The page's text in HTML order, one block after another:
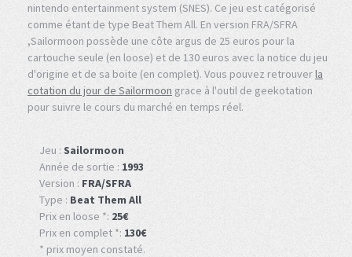
nintendo entertainment system (SNES). Ce jeu est catégorisé
comme étant de type Beat Them All. En version FRA/SFRA
,Sailormoon possède une côte argus de 25 euros pour la
cartouche seule (en loose) et de 130 euros avec la notice du jeu
d'origine et de sa boite (en complet). Vous pouvez retrouverla
cotation du jour de Sailormoon grace à l'outil de geekotation
pour suivre le cours du marché en temps réel.
Jeu : Sailormoon
Année de sortie : 1993
Version : FRA/SFRA
Type : Beat Them All
Prix en loose *: 25€
Prix en complet *: 130€
* prix moyen constaté.